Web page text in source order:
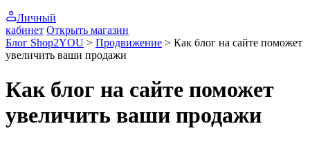
Личный
кабинет Открыть магазин
Блог Shop2YOU > Продвижение > Как блог на сайте поможет
увеличить ваши продажи
Как блог на сайте поможет
увеличить ваши продажи